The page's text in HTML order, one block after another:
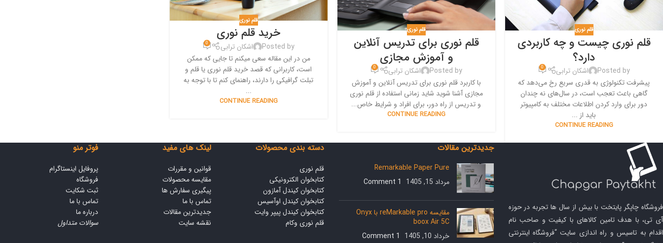
قلم نوری
قلم نوری چیست و چه کاربردی
دارد؟
Posted by اشکان ترابی 0
پیشرفت تکنولوژی به قدری سریع رخ می‌دهد که
گاهی باعث تعجب است، در سال‌های نه چندان
دور برای وارد کردن اطلاعات مختلف به کامپیوتر
باید از ...
CONTINUE READING
قلم نوری
قلم نوری برای تدریس آنلاین
و آموزش مجازی
Posted by اشکان ترابی 0
با کاربرد قلم نوری برای تدریس آنلاین و آموزش
مجازی آشنا شوید شاید زمانی استفاده از قلم نوری
و تدریس از راه دور، برای افراد و شرایط خاص...
CONTINUE READING
قلم نوری
خرید قلم نوری
Posted by اشکان ترابی 0
من در این مقاله سعی میکنم تا جایی که ممکن
است، کاربرانی که قصد خرید قلم نوری یا قلم و
تبلت گرافیکی را دارند، راهنمای کنم تا با توجه به
...
CONTINUE READING
فروشگاه چاپگر پایتخت با بیش از سال ها تجربه در حوزه
آی تی، با هدف تامین کالاهای با کیفیت و صاحب نام
اقدام به تاسیس و راه اندازی سایت “فروشگاه اینترنتی
جدیدترین مقالات
Remarkable Paper Pure
مرداد 15, 1405
1 Comment
مقایسه reMarkable pro با Onyx
boox Air 5C
خرداد 10, 1405
1 Comment
دسته بندی محصولات
قلم نوری
کتابخوان الکترونیکی
کتابخوان کیندل آمازون
کتابخوان کیندل اوآسیس
کتابخوان کیندل پیپر وایت
قلم نوری وکام
لینک های مفید
قوانین و مقررات
مقایسه محصولات
پیگیری سفارش ها
تماس با ما
جدیدترین مقالات
نقشه سایت
فوتر منو
پروفایل اینستاگرام
فروشگاه
ثبت شکایت
تماس با ما
درباره ما
سوالات متداول